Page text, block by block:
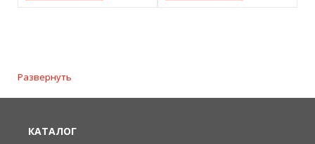
Развернуть
КАТАЛОГ